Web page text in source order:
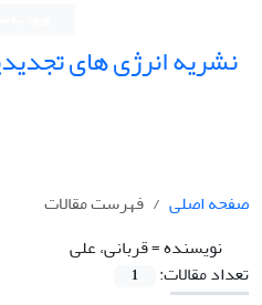
نشریه انرژی های
صفحه اصلی
فهرست مقالات
نویسنده =قربانی، علی
تعداد مقالات:
1